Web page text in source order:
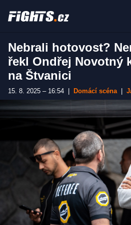
Nebrali hotovost?
řekl Ondřej Novotný
na Štvanici
15. 8. 2025 – 16:54 Domácí scéna